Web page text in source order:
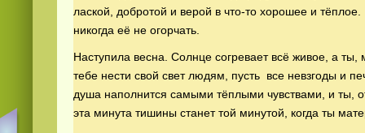
лаской, добротой и верой в что-то хорошее и
никогда её не огорчать.
Наступила весна. Солнце согревает всё живое, а
тебе нести свой свет людям, пусть все невзгоды и
душа наполнится самыми тёплыми чувствами, и ты,
эта минута тишины станет той минутой, когда ты